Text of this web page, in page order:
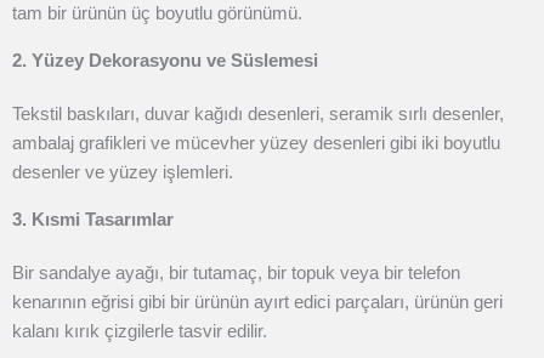
tam bir ürünün üç boyutlu görünümü.
2. Yüzey Dekorasyonu ve Süslemesi
Tekstil baskıları, duvar kağıdı desenleri, seramik sırlı desenler,
ambalaj grafikleri ve mücevher yüzey desenleri gibi iki boyutlu
desenler ve yüzey işlemleri.
3. Kısmi Tasarımlar
Bir sandalye ayağı, bir tutamaç, bir topuk veya bir telefon
kenarının eğrisi gibi bir ürünün ayırt edici parçaları, ürünün geri
kalanı kırık çizgilerle tasvir edilir.